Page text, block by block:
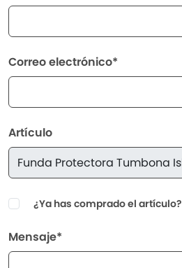
Correo electrónico*
Artículo
¿Ya has comprado el artículo?
Mensaje*